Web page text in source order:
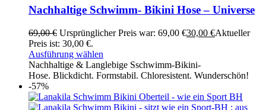
Nachhaltige Schwimm- Bikini Hose – Universe
69,00€ Ursprünglicher Preis war: 69,00 €30,00 €Aktueller
Preis ist: 30,00 €.
Ausführung wählen
Nachhaltige & Langlebige Sschwimm-Bikini-
Hose. Blickdicht. Formstabil. Chloresistent. Wunderschön!
-57%